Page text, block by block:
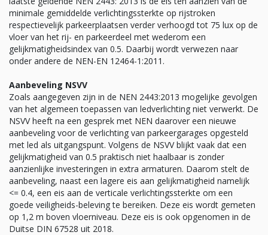
minimale gemiddelde verlichtingssterkte op rijstroken
respectievelijk parkeerplaatsen verder verhoogd tot 75 lux op de
vloer van het rij- en parkeerdeel met wederom een
gelijkmatigheidsindex van 0.5. Daarbij wordt verwezen naar
onder andere de NEN-EN 12464-1:2011.
Aanbeveling NSVV
Zoals aangegeven zijn in de NEN 2443:2013 mogelijke gevolgen
van het algemeen toepassen van ledverlichting niet verwerkt. De
NSVV heeft na een gesprek met NEN daarover een nieuwe
aanbeveling voor de verlichting van parkeergarages opgesteld
met led als uitgangspunt. Volgens de NSVV blijkt vaak dat een
gelijkmatigheid van 0.5 praktisch niet haalbaar is zonder
aanzienlijke investeringen in extra armaturen. Daarom stelt de
aanbeveling, naast een lagere eis aan gelijkmatigheid namelijk
<= 0.4, een eis aan de verticale verlichtingssterkte om een
goede veiligheids-beleving te bereiken. Deze eis wordt gemeten
op 1,2 m boven vloerniveau. Deze eis is ook opgenomen in de
Duitse DIN 67528 uit 2018.